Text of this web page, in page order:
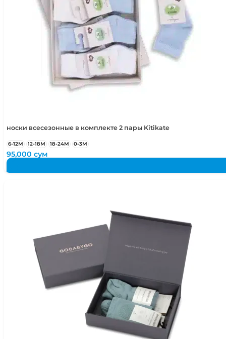
носки всесезонные в комплекте 2 пары Kitikate
6-12М 12-18М 18-24М 0-3М
95,000сум